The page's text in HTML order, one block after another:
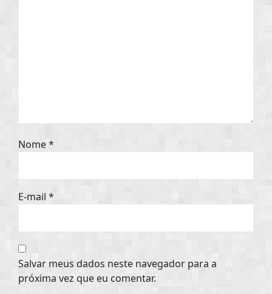
Nome*
E-mail *
Salvar meus dados neste navegador para a
próxima vez que eu comentar.